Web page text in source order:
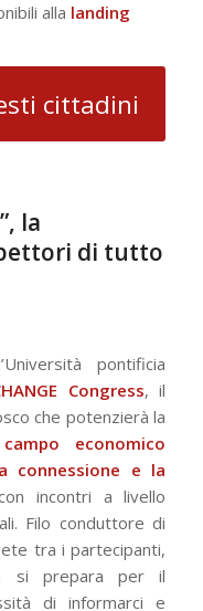
alla landing
cittadini
la
di tutto
pontificia
Congress, il
che potenzierà la
economico
connessione e la
incontri a livello
Filo conduttore di
tra i partecipanti,
si prepara per il
di informarci e